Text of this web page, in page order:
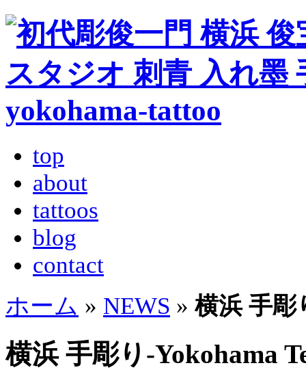
top
about
tattoos
blog
contact
ホーム » NEWS »横浜 手彫
横浜 手彫り-Yokohama